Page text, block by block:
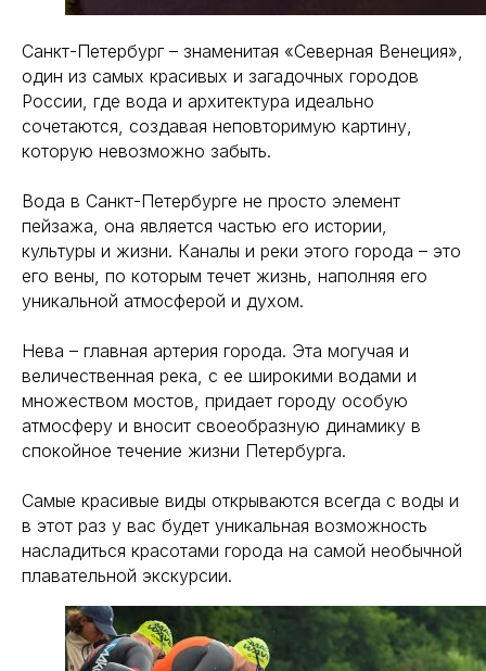
Санкт-Петербург – знаменитая «Северная Венеция»,
один из самых красивых и загадочных городов
России, где вода и архитектура идеально
сочетаются, создавая неповторимую картину,
которую невозможно забыть.
Вода в Санкт-Петербурге не просто элемент
пейзажа, она является частью его истории,
культуры и жизни. Каналы и реки этого города – это
его вены, по которым течет жизнь, наполняя его
уникальной атмосферой и духом.
Нева – главная артерия города. Эта могучая и
величественная река, с ее широкими водами и
множеством мостов, придает городу особую
атмосферу и вносит своеобразную динамику в
спокойное течение жизни Петербурга.
Самые красивые виды открываются всегда с воды и
в этот раз у вас будет уникальная возможность
насладиться красотами города на самой необычной
плавательной экскурсии.